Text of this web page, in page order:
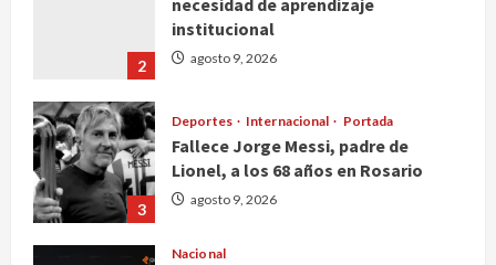
2
institucional
agosto 9, 2026
3
Deportes Internacional Portada
Fallece Jorge Messi, padre de
Lionel, a los 68 años en Rosario
agosto 9, 2026
Nacional